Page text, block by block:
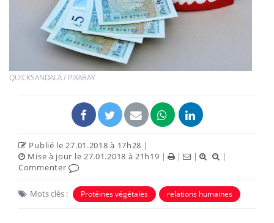
QUICKSANDALA / PIXABAY
Publié le 27.01.2018 à 17h28 |
Mise à jour le 27.01.2018 à 21h19 | | |
|
Commenter
Mots clés : Protéines végétales relations humaines